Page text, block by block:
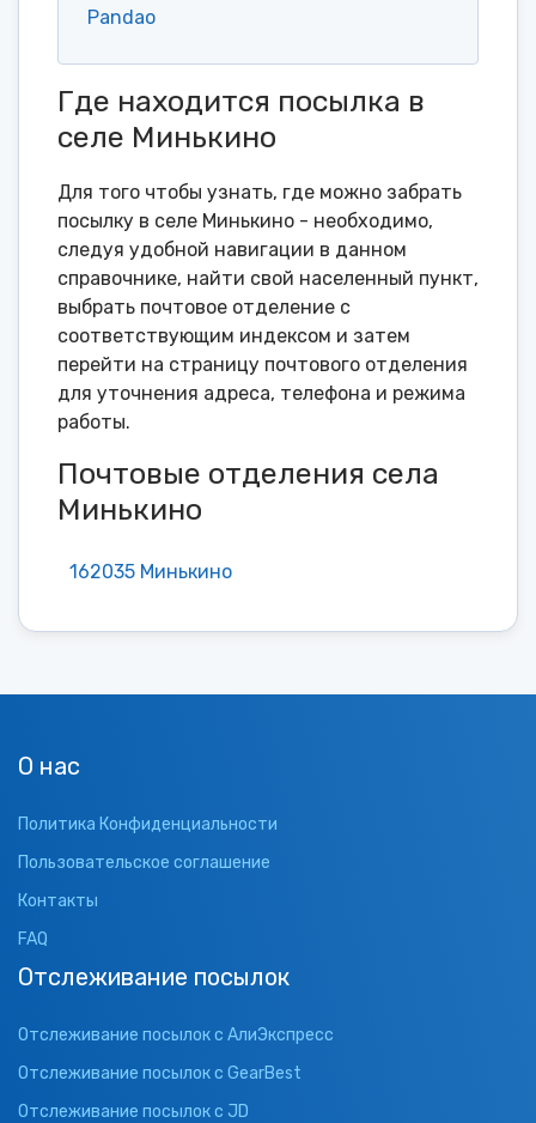
Pandao
Где находится посылка в
селе Минькино
Для того чтобы узнать, где можно забрать
посылку в селе Минькино - необходимо,
следуя удобной навигации в данном
справочнике, найти свой населенный пункт,
выбрать почтовое отделение с
соответствующим индексом и затем
перейти на страницу почтового отделения
для уточнения адреса, телефона и режима
работы.
Почтовые отделения села
Минькино
162035 Минькино
О нас
Политика Конфиденциальности
Пользовательское соглашение
Контакты
FAQ
Отслеживание посылок
Отслеживание посылок с АлиЭкспресс
Отслеживание посылок с GearBest
Отслеживание посылок с JD